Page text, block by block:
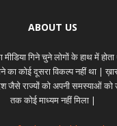
ABOUT US
गिने चुने लोगों के हाथ में
का कोई दूसरा विकल्प नहीं था |
जैसे राज्यों को अपनी समस्याओं
तक कोई माध्यम नहीं मिला |